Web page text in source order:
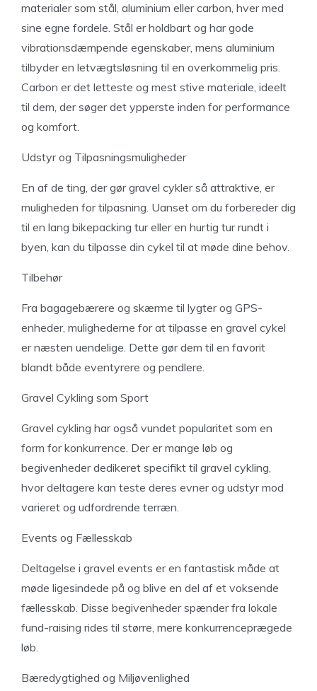
materialer som stål, aluminium eller carbon, hver med
sine egne fordele. Stål er holdbart og har gode
vibrationsdæmpende egenskaber, mens aluminium
tilbyder en letvægtsløsning til en overkommelig pris.
Carbon er det letteste og mest stive materiale, ideelt
til dem, der søger det ypperste inden for performance
og komfort.
Udstyr og Tilpasningsmuligheder
En af de ting, der gør gravel cykler så attraktive, er
muligheden for tilpasning. Uanset om du forbereder dig
til en lang bikepacking tur eller en hurtig tur rundt i
byen, kan du tilpasse din cykel til at møde dine behov.
Tilbehør
Fra bagagebærere og skærme til lygter og GPS-
enheder, mulighederne for at tilpasse en gravel cykel
er næsten uendelige. Dette gør dem til en favorit
blandt både eventyrere og pendlere.
Gravel Cykling som Sport
Gravel cykling har også vundet popularitet som en
form for konkurrence. Der er mange løb og
begivenheder dedikeret specifikt til gravel cykling,
hvor deltagere kan teste deres evner og udstyr mod
varieret og udfordrende terræn.
Events og Fællesskab
Deltagelse i gravel events er en fantastisk måde at
møde ligesindede på og blive en del af et voksende
fællesskab. Disse begivenheder spænder fra lokale
fund-raising rides til større, mere konkurrenceprægede
løb.
Bæredygtighed og Miljøvenlighed